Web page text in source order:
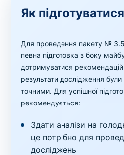
Як
Для проведення пакету №
певна підготовка з боку
дотримуватися рекомендацій
результати дослідження
точними. Для успішної
рекомендується:
Здати аналізи на
це потрібно для
досліджень